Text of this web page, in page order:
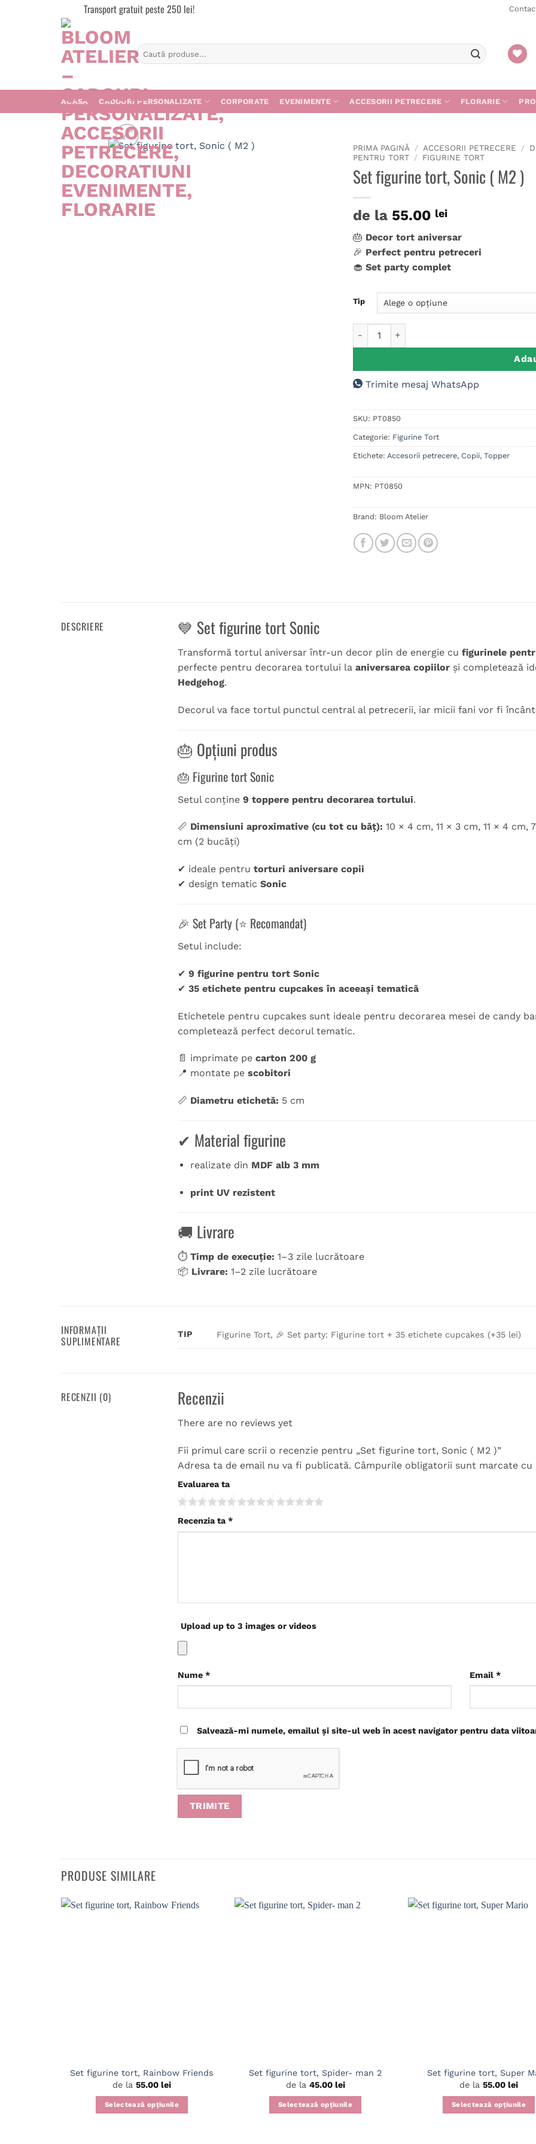
Transport gratuit peste 250 lei!
Caută
după:
ACASA CADOURI PERSONALIZATE CORPORATE EVENIMENTE ACCESORII PETRECERE FLORARIE
PRIMA PAGINĂ / ACCESORII PETRECERE /
PENTRU TORT / FIGURINE TORT
Set figurine tort, Sonic ( M2 )
de la 55.00 lei
🎂 Decor tort aniversar
🎉 Perfect pentru petreceri
🧁 Set party complet
Tip
Trimite mesaj WhatsApp
SKU: PT0850
Categorie: Figurine Tort
Etichete: Accesorii petrecere, Copii, Topper
MPN: PT0850
Brand: Bloom Atelier
DESCRIERE 💙 Set figurine tort Sonic
Transformă tortul aniversar într-un decor plin de energie cu figurinele
perfecte pentru decorarea tortului la aniversarea copiilor și completează
Hedgehog.
Decorul va face tortul punctul central al petrecerii, iar micii fani vor fi
🎂 Opțiuni produs
🎂 Figurine tort Sonic
Setul conține 9 toppere pentru decorarea tortului.
📏 Dimensiuni aproximative (cu tot cu băț): 10 × 4 cm, 11 × 3 cm, 11 × 4
cm (2 bucăți)
✔ ideale pentru torturi aniversare copii
✔ design tematic Sonic
🎉 Set Party (⭐ Recomandat)
Setul include:
✔ 9 figurine pentru tort Sonic
✔ 35 etichete pentru cupcakes în aceeași tematică
Etichetele pentru cupcakes sunt ideale pentru decorarea mesei de candy
completează perfect decorul tematic.
📄 imprimate pe carton 200 g
📍 montate pe scobitori
📏 Diametru etichetă: 5 cm
✔ Material figurine
realizate din MDF alb 3 mm
print UV rezistent
🚚 Livrare
⏱ Timp de execuție: 1–3 zile lucrătoare
📦 Livrare: 1–2 zile lucrătoare
INFORMAȚII
SUPLIMENTARE TIP Figurine Tort, 🎉 Set party: Figurine tort + 35 etichete cupcakes (+35 lei)
RECENZII (0) Recenzii
There are no reviews yet
Fii primul care scrii o recenzie pentru „Set figurine tort, Sonic ( M2 )”
Adresa ta de email nu va fi publicată. Câmpurile obligatorii sunt marcate cu
Evaluarea ta
Recenzia ta*
Upload up to 3 images or videos
Nume * Email *
Salvează-mi numele, emailul și site-ul web în acest navigator pentru data
PRODUSE SIMILARE
Set figurine tort, Rainbow Friends
de la 55.00 lei
Selectează opțiunile
Set figurine tort, Spider- man 2
de la 45.00 lei
Selectează opțiunile
Set figurine tort, Super
de la 55.00 lei
Selectează opțiunile